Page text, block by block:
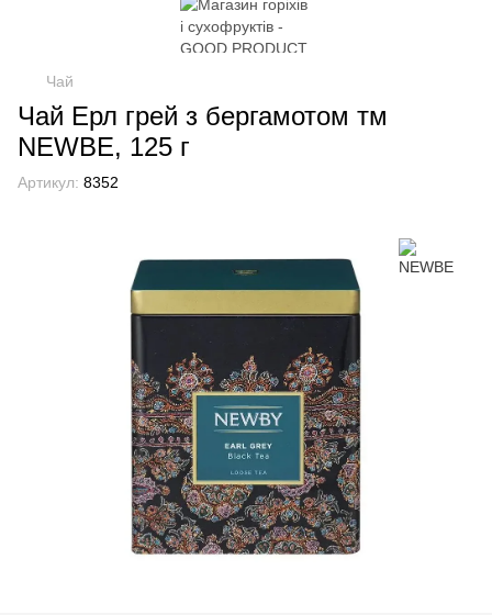
Чай
Чай Ерл грей з бергамотом тм
NEWBE, 125 г
Артикул: 8352